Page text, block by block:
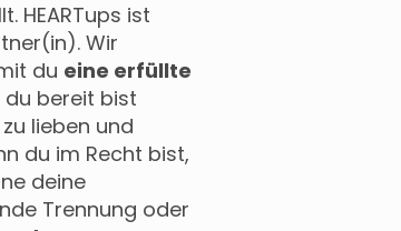
HEARTups ist
Wir
du eine erfüllte
du bereit bist
lieben und
du im Recht bist,
deine
Trennung oder